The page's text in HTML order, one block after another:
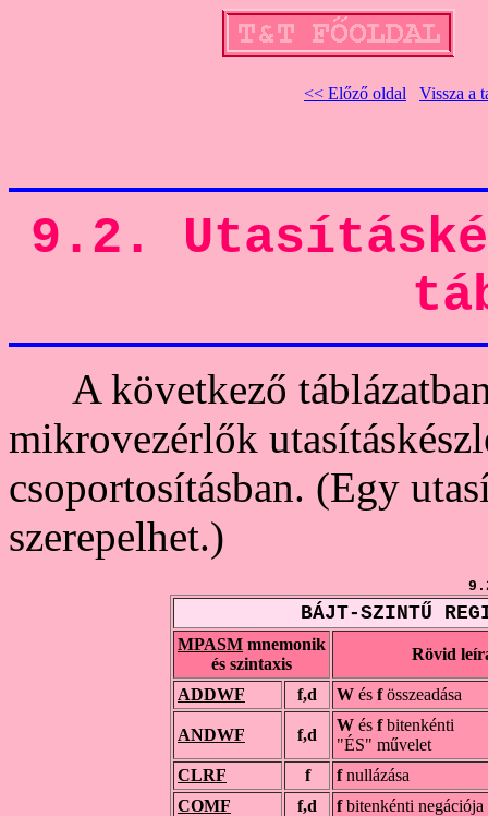
<< Előző oldal Vissza a
9.2.
A következő
mikrovezérlők
csoportosításban. (Egy
szerepelhet.)
BÁJT-SZINTŰ
MPASM mnemonik
és szintaxis
Rövid
ADDWF f,d W és fösszeadása
ANDWF f,d
W és fbitenkénti
"ÉS" művelet
CLRF
f fnullázása
COMF
f,d fbitenkénti negációja